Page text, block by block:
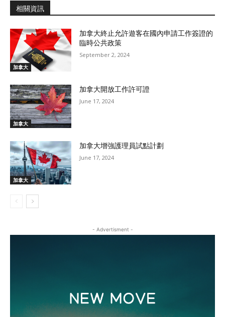
相關資訊
加拿大
加拿大終止允許遊客在國內申請工作簽證的
臨時公共政策
September 2, 2024
加拿大
加拿大開放工作許可證
June 17, 2024
加拿大
加拿大增強護理員試點計劃
June 17, 2024
- Advertisment -